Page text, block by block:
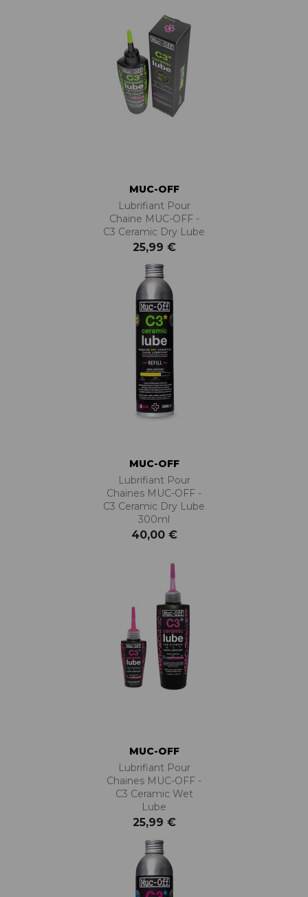
MUC-OFF
Lubrifiant Pour
Chaine MUC-OFF -
C3 Ceramic Dry Lube
25,99 €
MUC-OFF
Lubrifiant Pour
Chaines MUC-OFF -
C3 Ceramic Dry Lube
300ml
40,00 €
MUC-OFF
Lubrifiant Pour
Chaines MUC-OFF -
C3 Ceramic Wet
Lube
25,99 €